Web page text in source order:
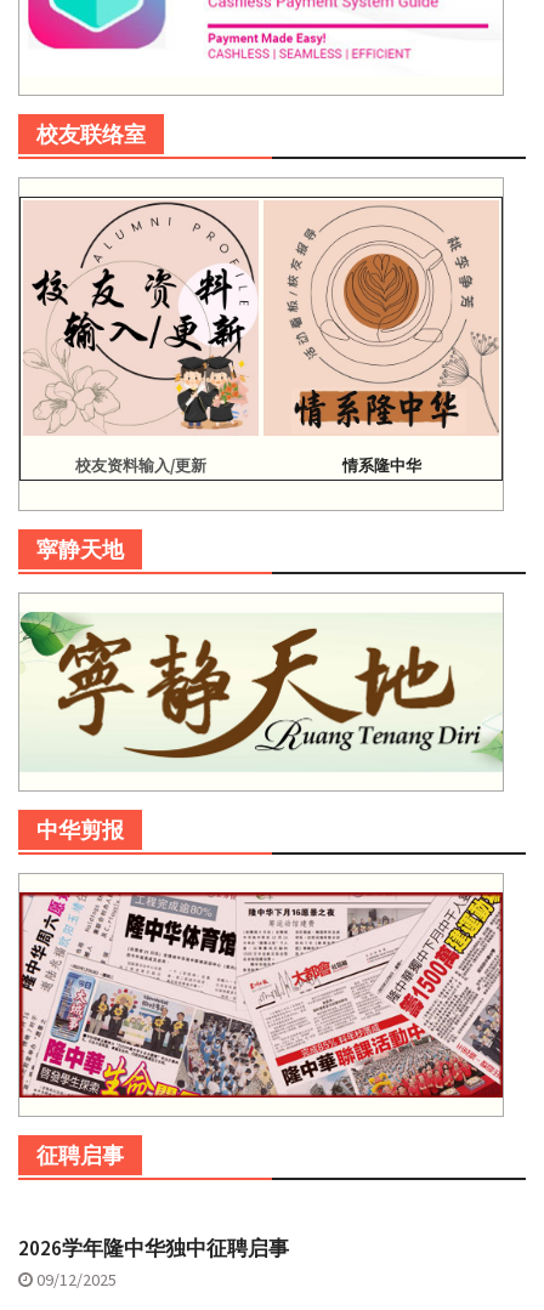
校友联络室
校友资料输入/更新 情系隆中华
寜静天地
中华剪报
征聘启事
2026学年隆中华独中征聘启事
09/12/2025